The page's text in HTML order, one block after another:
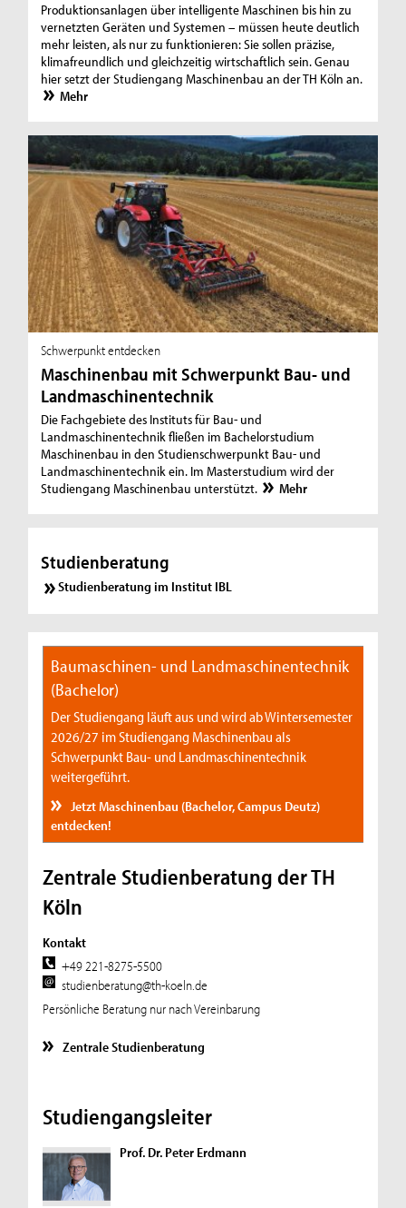
Produktionsanlagen über intelligente Maschinen bis hin zu
vernetzten Geräten und Systemen – müssen heute deutlich
mehr leisten, als nur zu funktionieren: Sie sollen präzise,
klimafreundlich und gleichzeitig wirtschaftlich sein. Genau
hier setzt der Studiengang Maschinenbau an der TH Köln an.
Mehr
Schwerpunkt entdecken
Maschinenbau mit Schwerpunkt Bau- und
Landmaschinentechnik
Die Fachgebiete des Instituts für Bau- und
Landmaschinentechnik fließen im Bachelorstudium
Maschinenbau in den Studienschwerpunkt Bau- und
Landmaschinentechnik ein. Im Masterstudium wird der
Studiengang Maschinenbau unterstützt.
Mehr
Studienberatung
Studienberatung im Institut IBL
Baumaschinen- und Landmaschinentechnik
(Bachelor)
Der Studiengang läuft aus und wird ab Wintersemester
2026/27 im Studiengang Maschinenbau als
Schwerpunkt Bau- und Landmaschinentechnik
weitergeführt.
Jetzt Maschinenbau (Bachelor, Campus Deutz)
entdecken!
Zentrale Studienberatung der TH
Köln
Kontakt
+49 221-8275-5500
studienberatung@th-koeln.de
Persönliche Beratung nur nach Vereinbarung
Zentrale Studienberatung
Studiengangsleiter
Prof. Dr. Peter Erdmann